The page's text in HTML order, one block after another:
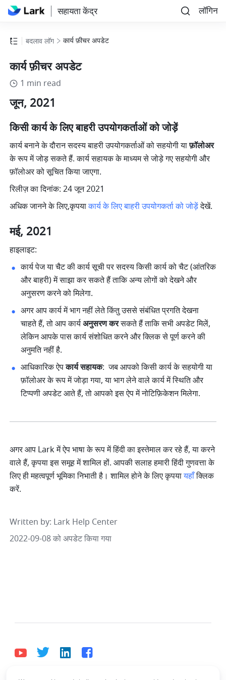
सहायता केंद्र लॉगिन
बदलाव लॉग कार्य फ़ीचर अपडेट
कार्य फ़ीचर अपडेट
1 min read
जून, 2021
किसी कार्य के लिए बाहरी उपयोगकर्ताओं को जोड़ें
कार्य बनाने के दौरान सदस्य बाहरी उपयोगकर्ताओं को सहयोगी या फ़ॉलोअर
के रूप में जोड़ सकते हैं. कार्य सहायक के माध्यम से जोड़े गए सहयोगी और
फ़ॉलोअर को सूचित किया जाएगा.
रिलीज़ का दिनांक: 24 जून 2021
अधिक जानने के लिए,कृपया कार्य के लिए बाहरी उपयोगकर्ता को जोड़ें देखें.
मई, 2021
हाइलाइट:
कार्य पेज या चैट की कार्य सूची पर सदस्य किसी कार्य को चैट (आंतरिक
और बाहरी) में साझा कर सकते हैं ताकि अन्य लोगों को देखने और
अनुसरण करने को मिलेगा.
अगर आप कार्य में भाग नहीं लेते किंतु उससे संबंधित प्रगति देखना
चाहते हैं, तो आप कार्य अनुसरण कर सकते हैं ताकि सभी अपडेट मिलें,
लेकिन आपके पास कार्य संशोधित करने और क्लिक से पूर्ण करने की
अनुमति नहीं है.
आधिकारिक ऐप कार्य सहायक:  जब आपको किसी कार्य के सहयोगी या
फ़ॉलोअर के रूप में जोड़ा गया, या भाग लेने वाले कार्य में स्थिति और
टिप्पणी अपडेट आते हैं, तो आपको इस ऐप में नोटिफ़िकेशन मिलेगा.
अगर आप Lark में ऐप भाषा के रूप में हिंदी का इस्तेमाल कर रहे हैं, या करने
वाले हैं, कृपया इस समूह में शामिल हों. आपकी सलाह हमारी हिंदी गुणवत्ता के
लिए ही महत्वपूर्ण भूमिका निभाती है। शामिल होने के लिए कृपया यहाँ क्लिक
करें.
Written by: Lark Help Center
2022-09-08 को अपडेट किया गया